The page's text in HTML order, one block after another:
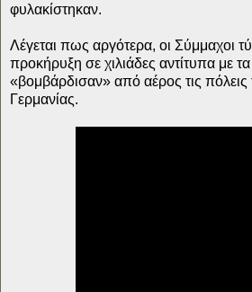
φυλακίστηκαν.
Λέγεται πως αργότερα, οι Σύμμαχοι
προκήρυξη σε χιλιάδες αντίτυπα με
«βομβάρδισαν» από αέρος τις πόλεις
Γερμανίας.